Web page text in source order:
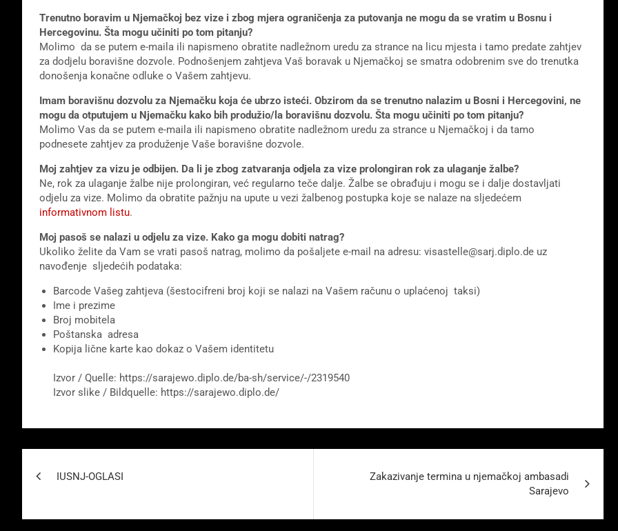
Trenutno boravim u Njemačkoj bez vize i zbog mjera ograničenja za putovanja ne mogu da se vratim u Bosnu i
Hercegovinu. Šta mogu učiniti po tom pitanju?
Molimo da se putem e-maila ili napismeno obratite nadležnom uredu za strance na licu mjesta i tamo predate zahtjev
za dodjelu boravišne dozvole. Podnošenjem zahtjeva Vaš boravak u Njemačkoj se smatra odobrenim sve do trenutka
donošenja konačne odluke o Vašem zahtjevu.
Imam boravišnu dozvolu za Njemačku koja će ubrzo isteći. Obzirom da se trenutno nalazim u Bosni i Hercegovini, ne
mogu da otputujem u Njemačku kako bih produžio/la boravišnu dozvolu. Šta mogu učiniti po tom pitanju?
Molimo Vas da se putem e-maila ili napismeno obratite nadležnom uredu za strance u Njemačkoj i da tamo
podnesete zahtjev za produženje Vaše boravišne dozvole.
Moj zahtjev za vizu je odbijen. Da li je zbog zatvaranja odjela za vize prolongiran rok za ulaganje žalbe?
Ne, rok za ulaganje žalbe nije prolongiran, već regularno teče dalje. Žalbe se obrađuju i mogu se i dalje dostavljati
odjelu za vize. Molimo da obratite pažnju na upute u vezi žalbenog postupka koje se nalaze na sljedećem
informativnom listu.
Moj pasoš se nalazi u odjelu za vize. Kako ga mogu dobiti natrag?
Ukoliko želite da Vam se vrati pasoš natrag, molimo da pošaljete e-mail na adresu: visastelle@sarj.diplo.de uz
navođenje sljedećih podataka:
Barcode Vašeg zahtjeva (šestocifreni broj koji se nalazi na Vašem računu o uplaćenoj taksi)
Ime i prezime
Broj mobitela
Poštanska adresa
Kopija lične karte kao dokaz o Vašem identitetu
Izvor / Quelle: https://sarajewo.diplo.de/ba-sh/service/-/2319540
Izvor slike / Bildquelle: https://sarajewo.diplo.de/
IUSNJ-OGLASI
Zakazivanje termina u njemačkoj ambasadi
Sarajevo